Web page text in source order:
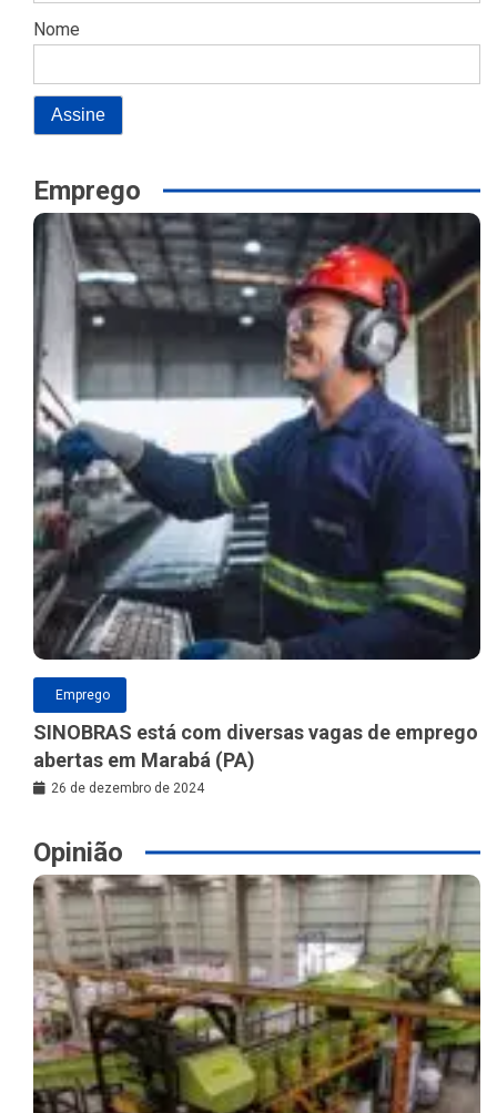
Nome
Emprego
Emprego
SINOBRAS está com diversas vagas de emprego
abertas em Marabá (PA)
26 de dezembro de 2024
Opinião